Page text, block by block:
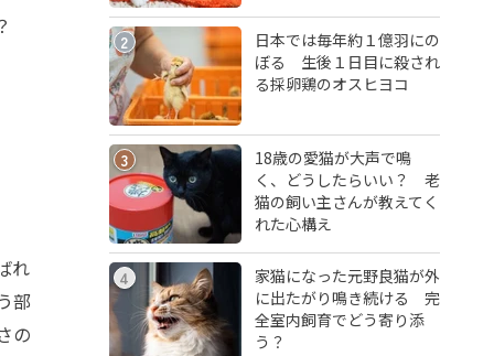
れ
部
の
2
日本では毎年約１億羽にの
ぼる 生後１日目に殺され
る採卵鶏のオスヒヨコ
3
18歳の愛猫が大声で鳴
く、どうしたらいい？ 老
猫の飼い主さんが教えてく
れた心構え
4
家猫になった元野良猫が外
に出たがり鳴き続ける 完
全室内飼育でどう寄り添
う？